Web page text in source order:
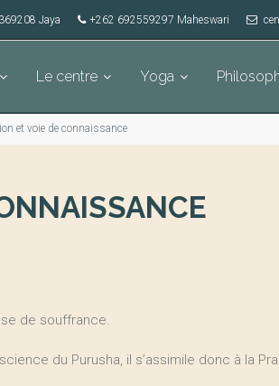
Jaya +262 692559297 Maheswari
Le centre Yoga
et voie de connaissance
de souffrance.
du Purusha, il s’assimile donc à la